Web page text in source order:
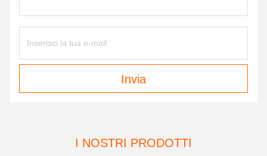
Invia
I NOSTRI PRODOTTI